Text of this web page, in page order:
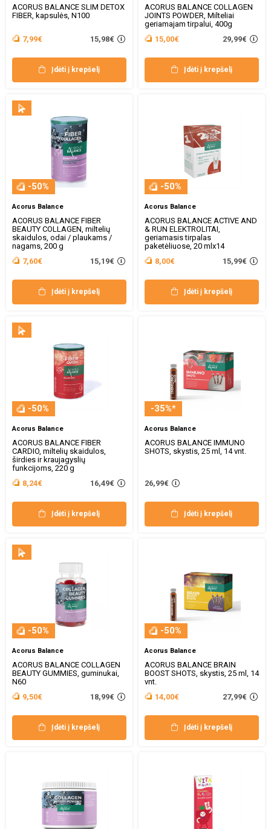
ACORUS BALANCE SLIM DETOX
FIBER, kapsulės, N100
7,99€ 15,98€
Įdėti į krepšelį
ACORUS BALANCE COLLAGEN
JOINTS POWDER, Milteliai
geriamajam tirpalui, 400g
15,00€
29,99€
Įdėti į krepšelį
-50%
Acorus Balance
ACORUS BALANCE FIBER
BEAUTY COLLAGEN, miltelių
skaidulos, odai / plaukams /
nagams, 200 g
7,60€
15,19€
Įdėti į krepšelį
-50%
Acorus Balance
ACORUS BALANCE ACTIVE AND
& RUN ELEKTROLITAI,
geriamasis tirpalas
paketėliuose, 20 mlx14
8,00€
15,99€
Įdėti į krepšelį
-50%
Acorus Balance
ACORUS BALANCE FIBER
CARDIO, miltelių skaidulos,
širdies ir kraujagyslių
funkcijoms, 220 g
8,24€
16,49€
Įdėti į krepšelį
-35%*
Acorus Balance
ACORUS BALANCE IMMUNO
SHOTS, skystis, 25 ml, 14 vnt.
26,99€
Įdėti į krepšelį
-50%
Acorus Balance
ACORUS BALANCE COLLAGEN
BEAUTY GUMMIES, guminukai,
N60
9,50€
18,99€
Įdėti į krepšelį
-50%
Acorus Balance
ACORUS BALANCE BRAIN
BOOST SHOTS, skystis, 25 ml, 14
vnt.
14,00€
27,99€
Įdėti į krepšelį